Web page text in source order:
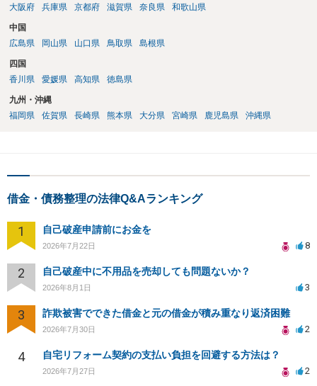
大阪府
兵庫県 京都府 滋賀県 奈良県 和歌山県
中国
広島県
岡山県 山口県 鳥取県 島根県
四国
香川県
愛媛県 高知県 徳島県
九州・沖縄
福岡県
佐賀県 長崎県 熊本県 大分県 宮崎県 鹿児島県 沖縄県
借金・債務整理の法律Q&Aランキング
1 自己破産申請前にお金を
2026年7月22日 8
2 自己破産中に不用品を売却しても問題ないか？
2026年8月1日 3
3 詐欺被害でできた借金と元の借金が積み重なり返済困難
2026年7月30日 2
4 自宅リフォーム契約の支払い負担を回避する方法は？
2026年7月27日 2